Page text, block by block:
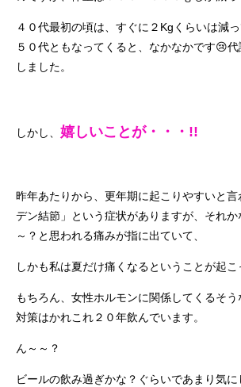
４０代最初の頃は、すぐに２Kgくらいは減っ
５０代ともなってくると、なかなかです😢
しました。
しかし、 嬉しいことが・・・!!
昨年あたりから、更年期に起こりやすいと
デン結節」という症状がありますが、それ
～？と思われる痛みが指に出ていて、
しかも私は夏だけ痛くなるということが起こ
もちろん、女性ホルモンに関係してくるそ
対策はかれこれ２０年飲んでいます。
ん～～？
ビールの飲み過ぎかな？ぐらいであまり気